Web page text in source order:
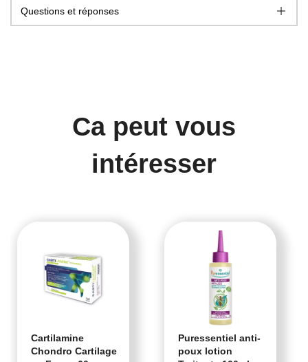
Questions et réponses
Ca peut vous
intéresser
Cartilamine
Chondro Cartilage
Puressentiel anti-
poux lotion